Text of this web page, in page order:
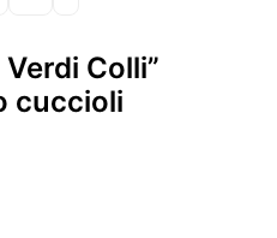
Colli”
cuccioli